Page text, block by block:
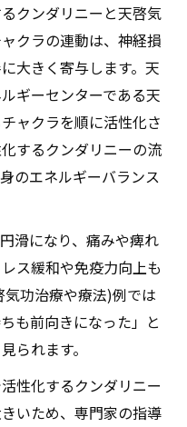
クンダリニーと天啓気
クラの連動は、神経損
大きく寄与します。天
ギーセンターである天
ャクラを順に活性化さ
するクンダリニーの流
のエネルギーバランス
滑になり、痛みや痺れ
ス緩和や免疫力向上も
功治療や療法)例では
も前向きになった」と
られます。
性化するクンダリニー
いため、専門家の指導